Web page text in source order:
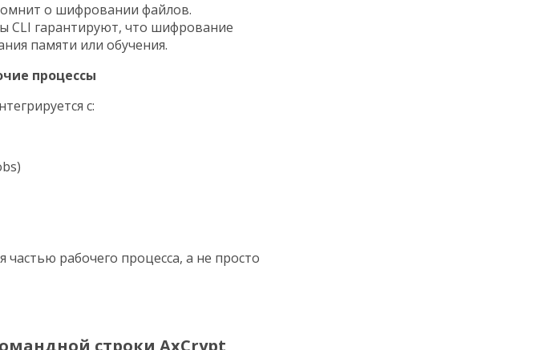
о шифровании файлов.
CLI гарантируют, что шифрование
памяти или обучения.
процессы
с:
рабочего процесса, а не просто
строки AxCrypt